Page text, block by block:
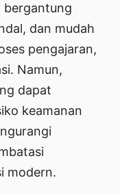
bergantung
dan mudah
pengajaran,
Namun,
dapat
keamanan
modern.